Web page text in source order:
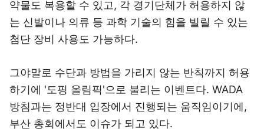
약물도 복용할 수 있고, 각 경기단체가 허용하지 않
는 신발이나 의류 등 과학 기술의 힘을 빌릴 수 있는
첨단 장비 사용도 가능하다.
그야말로 수단과 방법을 가리지 않는 반칙까지 허용
하기에 '도핑 올림픽'으로 불리는 이벤트다. WADA
방침과는 정반대 입장에서 진행되는 움직임이기에,
부산 총회에서도 이슈가 되고 있다.